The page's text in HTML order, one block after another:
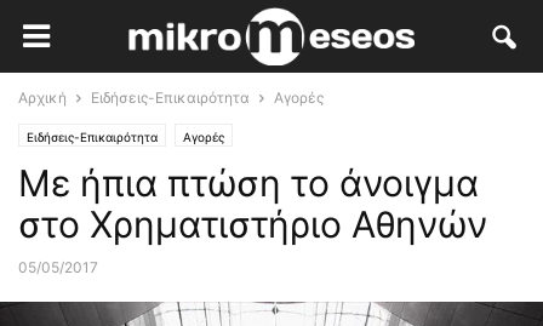
Αρχική Ειδήσεις-Επικαιρότητα Αγορές
Ειδήσεις-Επικαιρότητα Αγορές
Με ήπια πτώση το άνοιγμα
στο Χρηματιστήριο Αθηνών
05/05/2017